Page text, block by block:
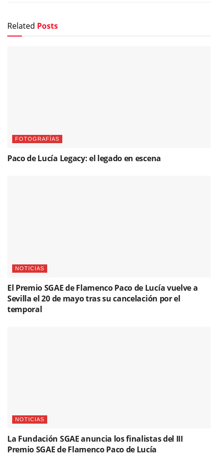
Related Posts
FOTOGRAFÍAS
Paco de Lucía Legacy: el legado en escena
NOTICIAS
El Premio SGAE de Flamenco Paco de Lucía vuelve a
Sevilla el 20 de mayo tras su cancelación por el
temporal
NOTICIAS
La Fundación SGAE anuncia los finalistas del III
Premio SGAE de Flamenco Paco de Lucía